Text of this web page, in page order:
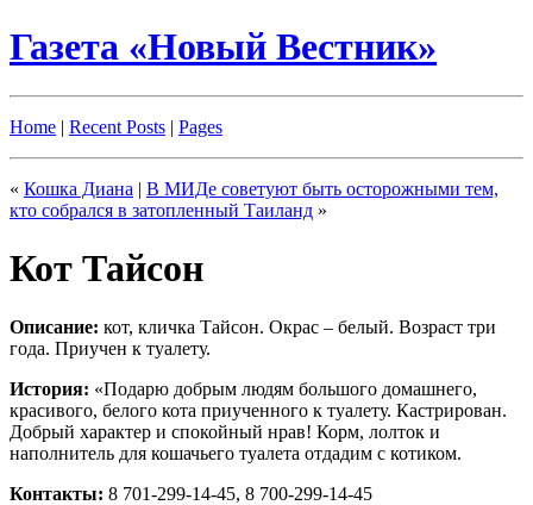
Газета «Новый Вестник»
Home | Recent Posts | Pages
« Кошка Диана | В МИДе советуют быть осторожными тем,
кто собрался в затопленный Таиланд »
Кот Тайсон
Описание: кот, кличка Тайсон. Окрас – белый. Возраст три
года. Приучен к туалету.
История: «Подарю добрым людям большого домашнего,
красивого, белого кота приученного к туалету. Кастрирован.
Добрый характер и спокойный нрав! Корм, лолток и
наполнитель для кошачьего туалета отдадим с котиком.
Контакты: 8 701-299-14-45, 8 700-299-14-45